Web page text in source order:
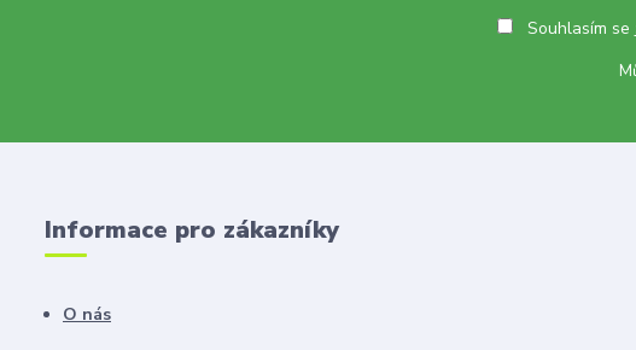
Souhlasím se
Informace pro zákazníky
O nás